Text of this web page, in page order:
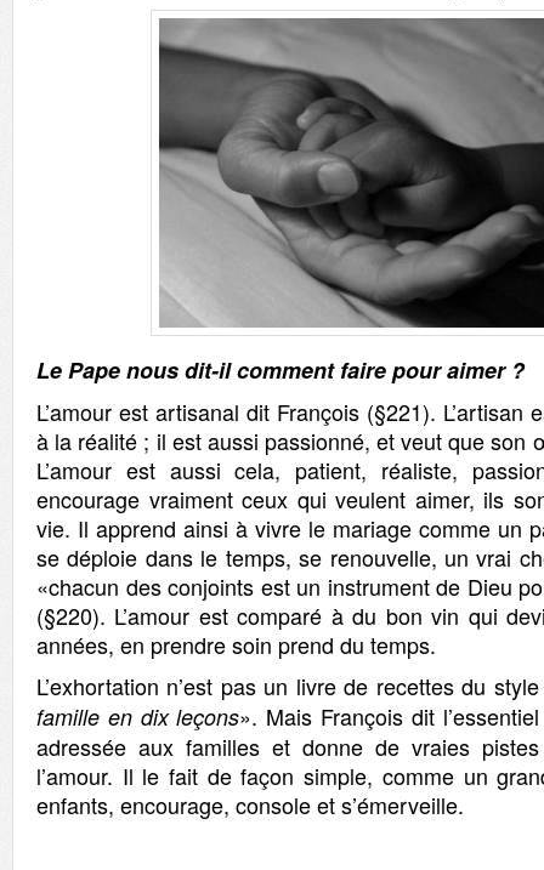
Le Pape nous dit-il comment faire pour aimer ?
L’amour est artisanal dit François (§221). L’artisan
à la réalité ; il est aussi passionné, et veut que son
L’amour est aussi cela, patient, réaliste,
encourage vraiment ceux qui veulent aimer, ils
vie. Il apprend ainsi à vivre le mariage comme un
se déploie dans le temps, se renouvelle, un vrai
«chacun des conjoints est un instrument de Dieu
(§220). L’amour est comparé à du bon vin qui
années, en prendre soin prend du temps.
L’exhortation n’est pas un livre de recettes du
famille en dix leçons». Mais François dit
adressée aux familles et donne de vraies
l’amour. Il le fait de façon simple, comme un
enfants, encourage, console et s’émerveille.